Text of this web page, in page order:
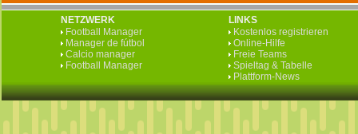
NETZWERK
Football Manager
Manager de fútbol
Calcio manager
Football Manager
LINKS
Kostenlos registrieren
Online-Hilfe
Freie Teams
Spieltag & Tabelle
Plattform-News